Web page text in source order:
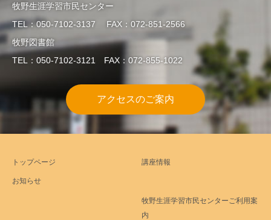
牧野生涯学習市民センター
TEL：050-7102-3137 FAX：072-851-2566
牧野図書館
TEL：050-7102-3121 FAX：072-855-1022
アクセスのご案内
トップページ
お知らせ
講座情報
牧野生涯学習市民センターご利用案
内